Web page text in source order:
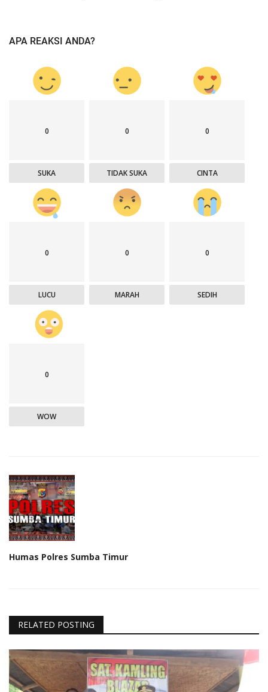
APA REAKSI ANDA?
0
SUKA
0
TIDAK SUKA
0
CINTA
0
LUCU
0
MARAH
0
SEDIH
0
WOW
Humas Polres Sumba Timur
RELATED POSTING